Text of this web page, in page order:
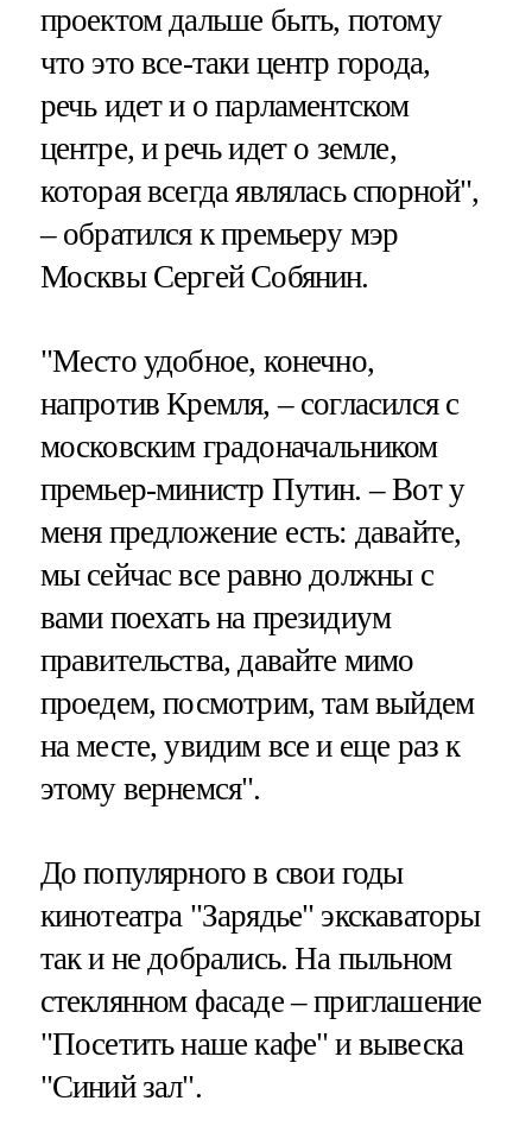
проектом дальше быть, потому
что это все-таки центр города,
речь идет и о парламентском
центре, и речь идет о земле,
которая всегда являлась спорной",
– обратился к премьеру мэр
Москвы Сергей Собянин.
"Место удобное, конечно,
напротив Кремля, – согласился с
московским градоначальником
премьер-министр Путин. – Вот у
меня предложение есть: давайте,
мы сейчас все равно должны с
вами поехать на президиум
правительства, давайте мимо
проедем, посмотрим, там выйдем
на месте, увидим все и еще раз к
этому вернемся".
До популярного в свои годы
кинотеатра "Зарядье" экскаваторы
так и не добрались. На пыльном
стеклянном фасаде – приглашение
"Посетить наше кафе" и вывеска
"Синий зал".